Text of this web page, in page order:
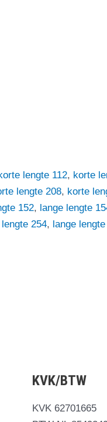
lengte 112, korte
lengte 208, korte
152, lange lengte
254, lange
KVK/BTW
KVK 62701665